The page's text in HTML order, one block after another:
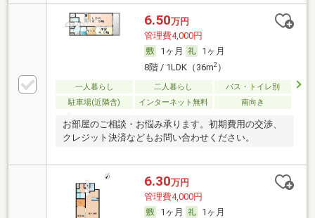
6.50万円
管理費4,000円
1ヶ月
1ヶ月
8階 / 1LDK（36m2）
一人暮らし 二人暮らし
バス・トイレ別
駐車場(近隣含)
インターネット無料 南向き
お部屋のご相談・お悩み承ります。初期費用の交渉、
クレジット決済などもお問い合わせください。
6.30万円
管理費4,000円
1ヶ月
1ヶ月